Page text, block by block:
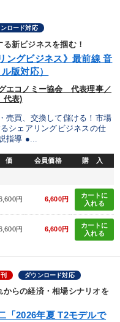
マンと経営
演ＣＤ・講演ＤＶＤ・デジ
ロード対応
新ビジネスを掴む！
ングビジネス》最前線 音
版対応）
エコノミー協会 代表理事／
代表)
売買、交換して儲ける！市場
シェアリングビジネスの仕
指導 ●...
価 会員価格 購 入
円 6,600円
カートに
入れる
円 6,600円
カートに
入れる
ダウンロード対応
からの経済・相場シナリオを
「2026年夏 T2モデルで